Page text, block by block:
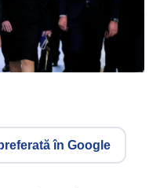
în Google